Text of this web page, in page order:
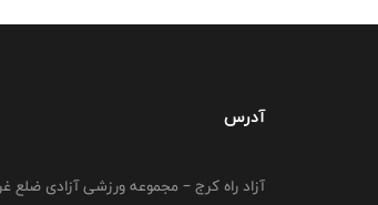
آدرس
آزاد راه کرج – مجموعه ورزشی آزادی ضلع